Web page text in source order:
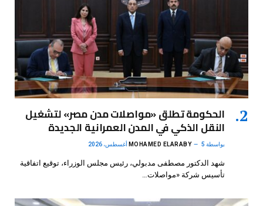
الحكومة تطلق «مواصلات مدن مصر» لتشغيل
النقل الذكي في المدن العمرانية الجديدة
بواسطة MOHAMED ELARABY 5 أغسطس، 2026
شهد الدكتور مصطفى مدبولي، رئيس مجلس الوزراء، توقيع اتفاقية
تأسيس شركة «مواصلات…